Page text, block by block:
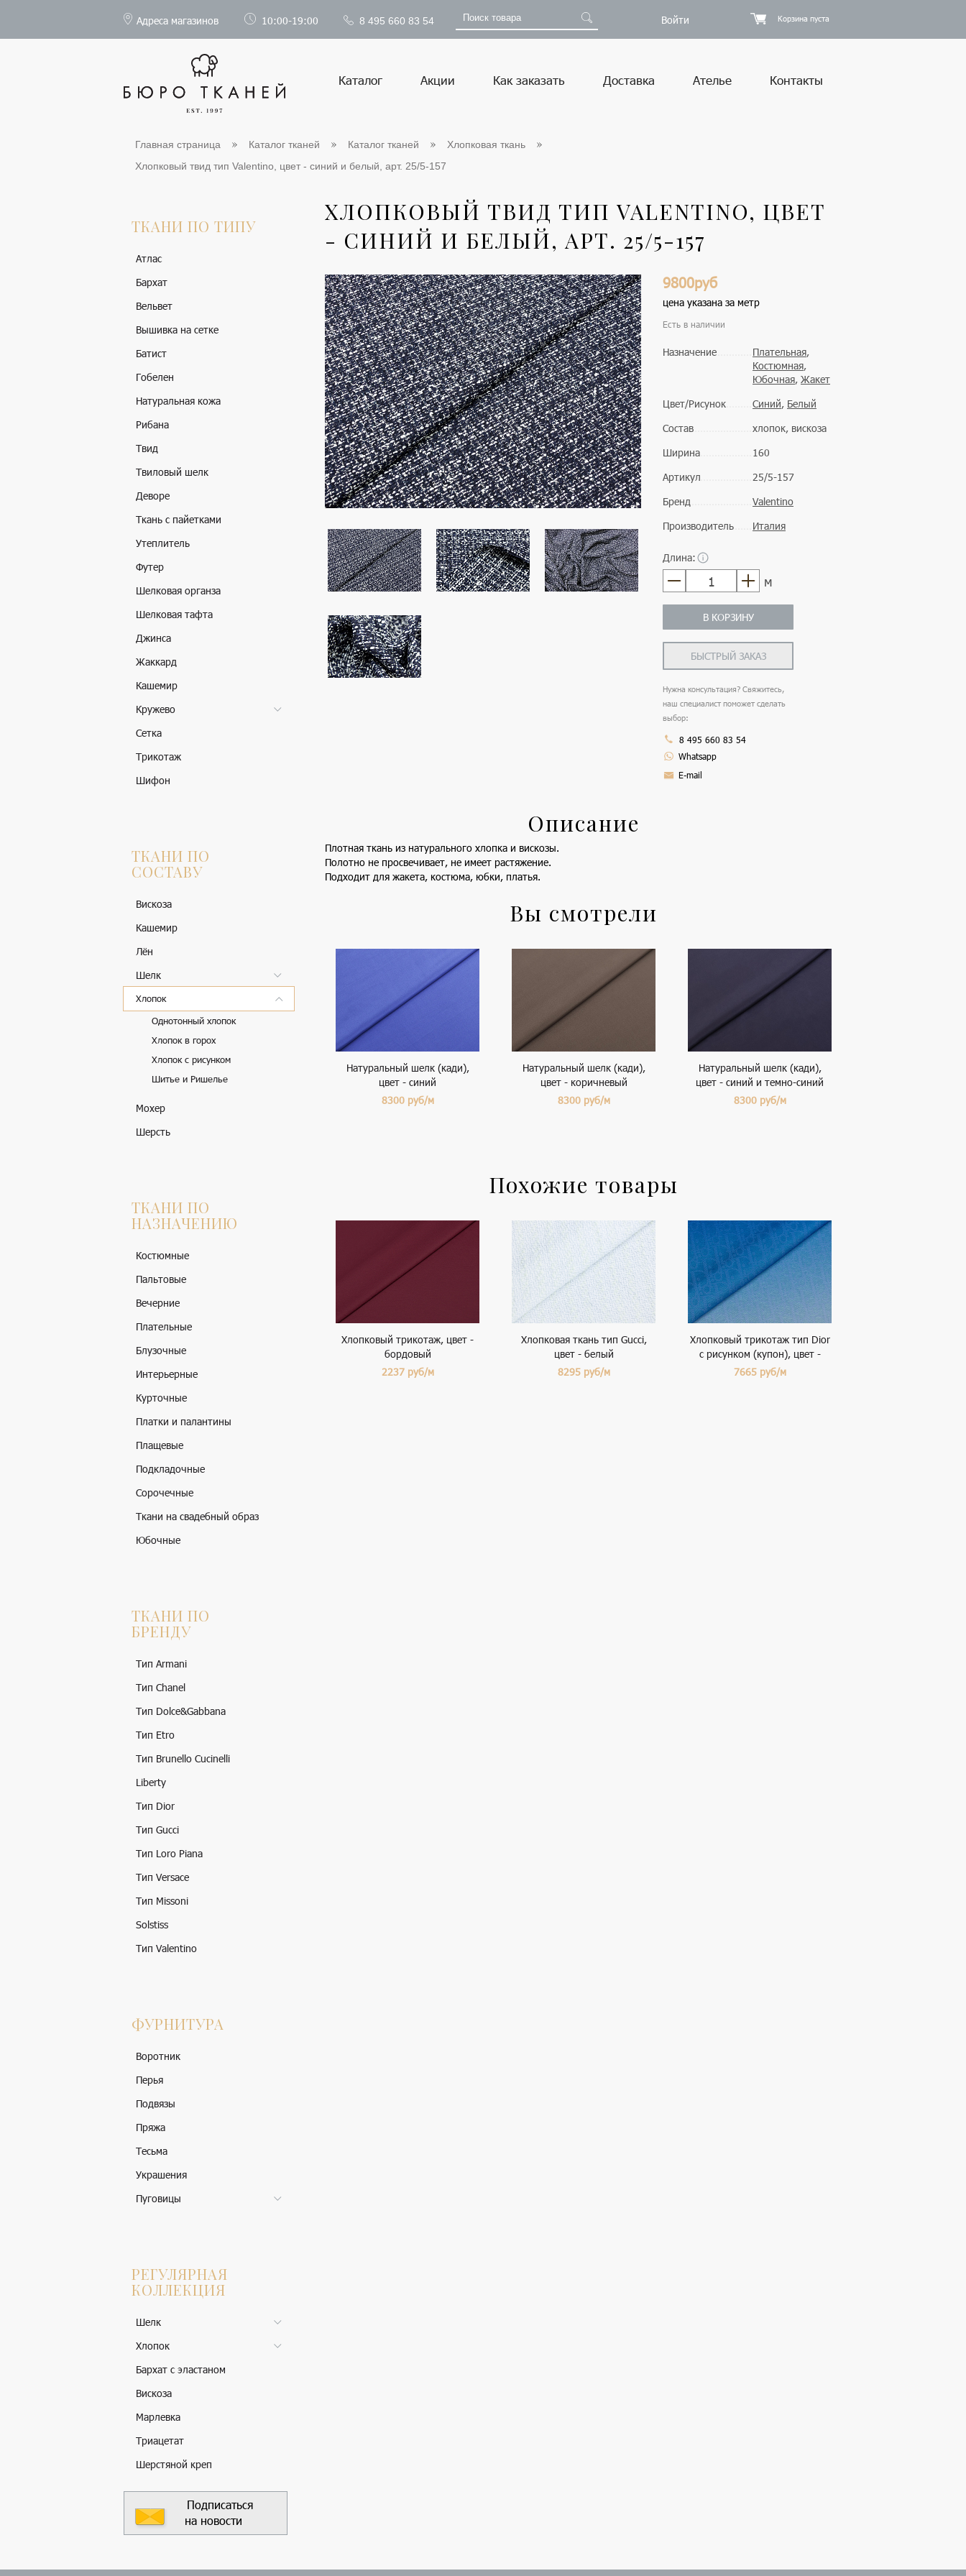
Адреса магазинов 10:00-19:00 8 495 660 83 54 Войти Корзина пуста
Каталог Акции Как заказать Доставка Ателье Контакты
Главная страница Каталог тканей Каталог тканей
Хлопковая ткань
Хлопковый твид тип Valentino, цвет - синий и белый, арт. 25/5-157
ТКАНИ ПО ТИПУ
Атлас
Бархат
Вельвет
Вышивка на сетке
Батист
Гобелен
Натуральная кожа
Рибана
Твид
Твиловый шелк
Деворе
Ткань с пайетками
Утеплитель
Футер
Шелковая органза
Шелковая тафта
Джинса
Жаккард
Кашемир
Кружево
Сетка
Трикотаж
Шифон
ТКАНИ ПО
СОСТАВУ
Вискоза
Кашемир
Лён
Шелк
Хлопок
Однотонный хлопок
Хлопок в горох
Хлопок с рисунком
Шитье и Ришелье
Мохер
Шерсть
ТКАНИ ПО
НАЗНАЧЕНИЮ
Костюмные
Пальтовые
Вечерние
Плательные
Блузочные
Интерьерные
Курточные
Платки и палантины
Плащевые
Подкладочные
Сорочечные
Ткани на свадебный образ
Юбочные
ТКАНИ ПО
БРЕНДУ
Тип Armani
Тип Chanel
Тип Dolce&Gabbana
Тип Etro
Тип Brunello Cucinelli
Liberty
Тип Dior
Тип Gucci
Тип Loro Piana
Тип Versace
Тип Missoni
Solstiss
Тип Valentino
ФУРНИТУРА
Воротник
Перья
Подвязы
Пряжа
Тесьма
Украшения
Пуговицы
РЕГУЛЯРНАЯ
КОЛЛЕКЦИЯ
Шелк
Хлопок
Бархат с эластаном
Вискоза
Марлевка
Триацетат
Шерстяной креп
Подписаться
на новости
ХЛОПКОВЫЙ ТВИД ТИП VALENTINO, ЦВЕТ
- СИНИЙ И БЕЛЫЙ, АРТ. 25/5-157
9800руб
цена указана за метр
Есть в наличии
Назначение Плательная,
Костюмная,
Юбочная, Жакет
Цвет/Рисунок
Синий, Белый
Состав
хлопок, вискоза
Ширина
160
Артикул
25/5-157
Бренд
Valentino
Производитель
Италия
Длина:
м
В КОРЗИНУ
БЫСТРЫЙ ЗАКАЗ
Нужна консультация? Свяжитесь,
наш специалист поможет сделать
выбор:
8 495 660 83 54
Whatsapp
E-mail
Описание
Плотная ткань из натурального хлопка и вискозы.
Полотно не просвечивает, не имеет растяжение.
Подходит для жакета, костюма, юбки, платья.
Вы смотрели
Натуральный шелк (кади),
цвет - синий
8300 руб/м
Натуральный шелк (кади),
цвет - коричневый
8300 руб/м
Натуральный шелк (кади),
цвет - синий и темно-синий
8300 руб/м
Похожие товары
Хлопковый трикотаж, цвет -
бордовый
2237 руб/м
Хлопковая ткань тип Gucci,
цвет - белый
8295 руб/м
Хлопковый трикотаж тип Dior
с рисунком (купон), цвет -
синий и белый
7665 руб/м